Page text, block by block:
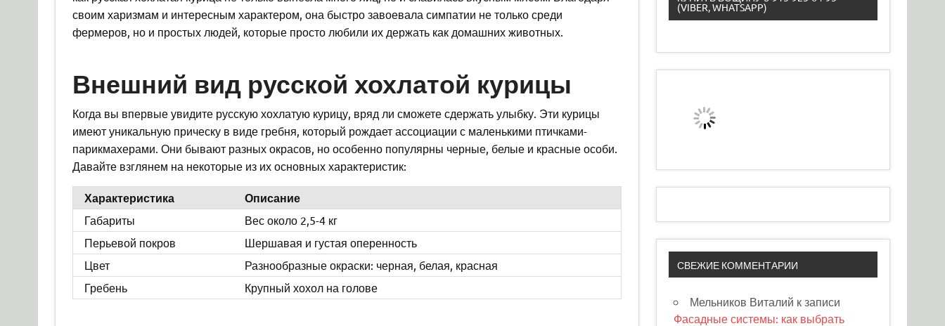
своим харизмам и интересным характером, она быстро завоевала симпатии не только среди
фермеров, но и простых людей, которые просто любили их держать как домашних животных.
Внешний вид русской хохлатой курицы
Когда вы впервые увидите русскую хохлатую курицу, вряд ли сможете сдержать улыбку. Эти курицы
имеют уникальную прическу в виде гребня, который рождает ассоциации с маленькими птичками-
парикмахерами. Они бывают разных окрасов, но особенно популярны черные, белые и красные особи.
Давайте взглянем на некоторые из их основных характеристик:
Характеристика Описание
Габариты
Вес около 2,5-4 кг
Перьевой покров
Шершавая и густая оперенность
Цвет
Разнообразные окраски: черная, белая, красная
Гребень
Крупный хохол на голове
(VIBER, WHATSAPP)
СВЕЖИЕ КОММЕНТАРИИ
Мельников Виталий к записи
Фасадные системы: как выбрать